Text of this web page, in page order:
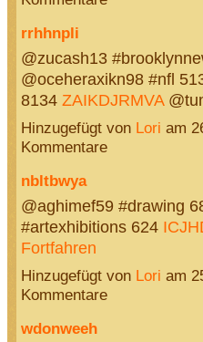
rrhhnpli
@zucash13
@oceheraxikn98 #nfl
8134 ZAIKDJRMVA
Hinzugefügt von Lori am
Kommentare
nbltbwya
@aghimef59 #drawing
#artexhibitions 624
Fortfahren
Hinzugefügt von Lori am
Kommentare
wdonweeh